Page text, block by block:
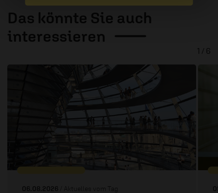
Das könnte Sie auch
interessieren
06.08.2026 / Aktuelles vom Tag
1 / 6